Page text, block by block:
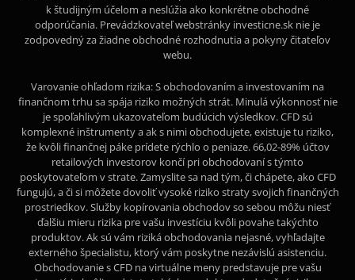
k študijným účelom a neslúžia ako konkrétne obchodné
odporúčania. Prevádzkovateľ webstránky investicne.sk nie je
zodpovedný za žiadne obchodné rozhodnutia a pokyny čitateľov
webu.
Varovanie ohľadom rizika: S obchodovaním a investovaním na
finančnom trhu sa spája riziko možných strát. Minulá výkonnosť nie
je spoľahlivým ukazovateľom budúcich výsledkov. CFD sú
komplexné inštrumenty a ak s nimi obchodujete, existuje tu riziko,
že kvôli finančnej páke prídete rýchlo o peniaze. 66,02-89% účtov
retailových investorov končí pri obchodovaní s týmto
poskytovateľom v strate. Zamyslite sa nad tým, či chápete, ako CFD
fungujú, a či si môžete dovoliť vysoké riziko straty svojich finančných
prostriedkov. Služby kopírovania obchodov so sebou môžu niesť
ďalšiu mieru rizika pre vašu investíciu kvôli povahe takýchto
produktov. Ak sú vám riziká obchodovania nejasné, vyhľadajte
externého špecialistu, ktorý vám poskytne nezávislú asistenciu.
Obchodovanie s CFD na virtuálne meny predstavuje pre vašu